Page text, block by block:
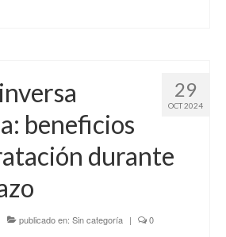
29
OCT 2024
beneficios
durante
publicado en: Sin categoría | 0